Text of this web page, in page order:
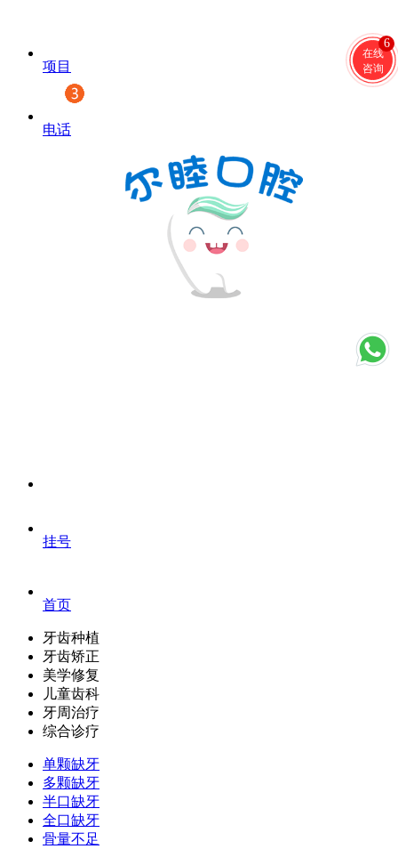
在线
咨询
6
项目
电话
挂号
首页
牙齿种植
牙齿矫正
美学修复
儿童齿科
牙周治疗
综合诊疗
单颗缺牙
多颗缺牙
半口缺牙
全口缺牙
骨量不足